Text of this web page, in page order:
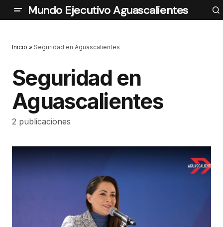
Mundo Ejecutivo Aguascalientes
Inicio » Seguridad en Aguascalientes
Seguridad en
Aguascalientes
2 publicaciones